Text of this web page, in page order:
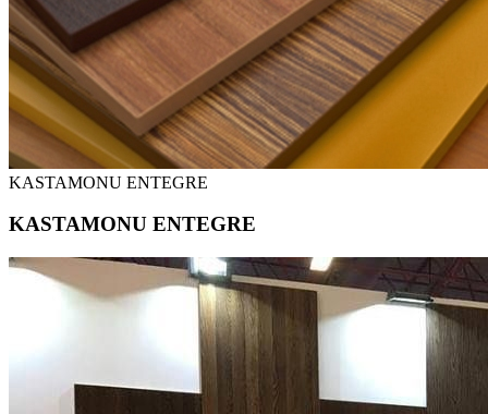
KASTAMONU ENTEGRE
KASTAMONU ENTEGRE